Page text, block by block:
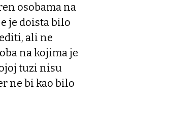
osobama na
je doista bilo
ali ne
na kojima je
tuzi nisu
ne bi kao bilo